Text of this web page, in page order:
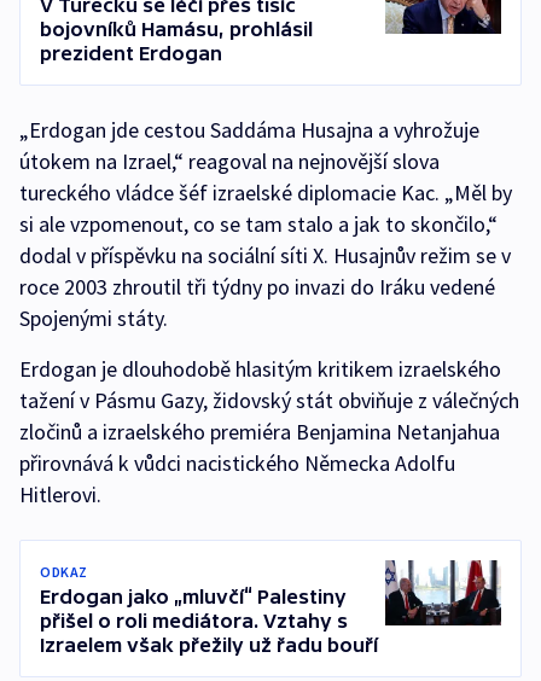
V Turecku se léčí přes tisíc
bojovníků Hamásu, prohlásil
prezident Erdogan
„Erdogan jde cestou Saddáma Husajna a vyhrožuje
útokem na Izrael,“ reagoval na nejnovější slova
tureckého vládce šéf izraelské diplomacie Kac. „Měl by
si ale vzpomenout, co se tam stalo a jak to skončilo,“
dodal v příspěvku na sociální síti X. Husajnův režim se v
roce 2003 zhroutil tři týdny po invazi do Iráku vedené
Spojenými státy.
Erdogan je dlouhodobě hlasitým kritikem izraelského
tažení v Pásmu Gazy, židovský stát obviňuje z válečných
zločinů a izraelského premiéra Benjamina Netanjahua
přirovnává k vůdci nacistického Německa Adolfu
Hitlerovi.
ODKAZ
Erdogan jako „mluvčí“ Palestiny
přišel o roli mediátora. Vztahy s
Izraelem však přežily už řadu bouří